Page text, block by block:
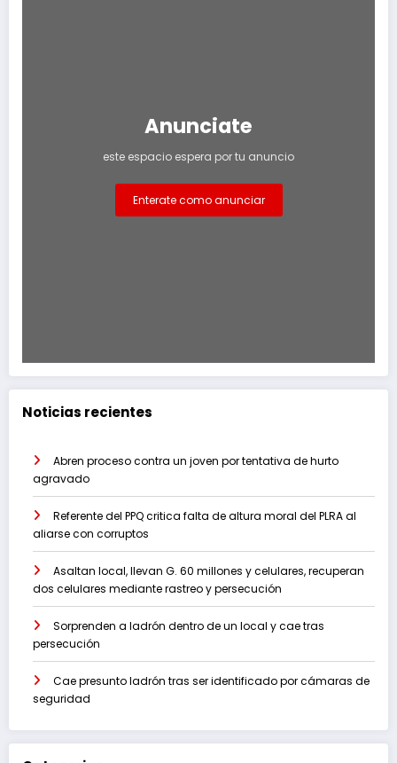
Anunciate
este espacio espera por tu anuncio
Enterate como anunciar
Noticias recientes
Abren proceso contra un joven por tentativa de hurto
agravado
Referente del PPQ critica falta de altura moral del PLRA al
aliarse con corruptos
Asaltan local, llevan G. 60 millones y celulares, recuperan
dos celulares mediante rastreo y persecución
Sorprenden a ladrón dentro de un local y cae tras
persecución
Cae presunto ladrón tras ser identificado por cámaras de
seguridad